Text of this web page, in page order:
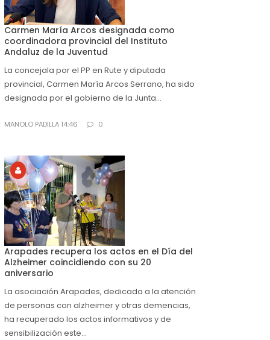
Carmen María Arcos designada como
coordinadora provincial del Instituto
Andaluz de la Juventud
La concejala por el PP en Rute y diputada
provincial, Carmen María Arcos Serrano, ha sido
designada por el gobierno de la Junta...
MANOLO PADILLA 14:46 0
Arapades recupera los actos en el Día del
Alzheimer coincidiendo con su 20
aniversario
La asociación Arapades, dedicada a la atención
de personas con alzheimer y otras demencias,
ha recuperado los actos informativos y de
sensibilización este...